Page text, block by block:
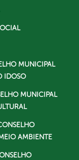
MUNICIPAL
IDOSO
MUNICIPAL
AMBIENTE